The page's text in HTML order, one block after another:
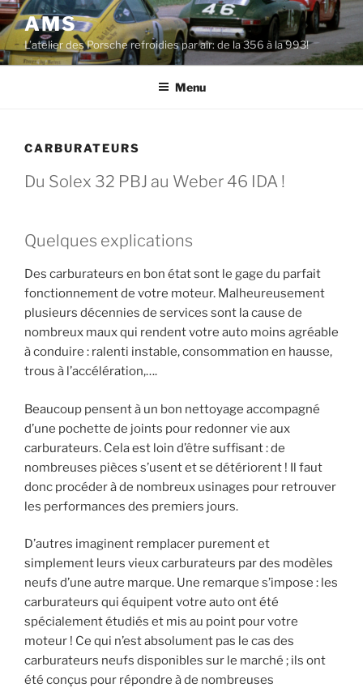
Aller
au
contenu
principal
AMS
L’atelier des Porsche refroidies par air: de la 356 à la 993!
Menu
CARBURATEURS
Du Solex 32 PBJ au Weber 46 IDA !
Quelques explications
Des carburateurs en bon état sont le gage du parfait
fonctionnement de votre moteur. Malheureusement
plusieurs décennies de services sont la cause de
nombreux maux qui rendent votre auto moins agréable
à conduire : ralenti instable, consommation en hausse,
trous à l’accélération,….
Beaucoup pensent à un bon nettoyage accompagné
d’une pochette de joints pour redonner vie aux
carburateurs. Cela est loin d’être suffisant : de
nombreuses pièces s’usent et se détériorent ! Il faut
donc procéder à de nombreux usinages pour retrouver
les performances des premiers jours.
D’autres imaginent remplacer purement et
simplement leurs vieux carburateurs par des modèles
neufs d’une autre marque. Une remarque s’impose : les
carburateurs qui équipent votre auto ont été
spécialement étudiés et mis au point pour votre
moteur ! Ce qui n’est absolument pas le cas des
carburateurs neufs disponibles sur le marché ; ils ont
été conçus pour répondre à de nombreuses